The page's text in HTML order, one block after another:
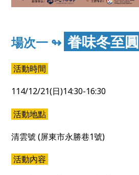
場次一 ↬ 眷味冬至圓
活動時間
114/12/21(日)14:30-16:30
活動地點
清雲號 (屏東市永勝巷1號)
活動內容